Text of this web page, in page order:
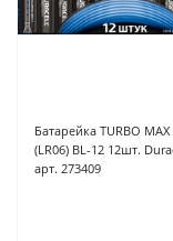
Батарейка TURBO MAX
(LR06) BL-12 12шт.
арт. 273409